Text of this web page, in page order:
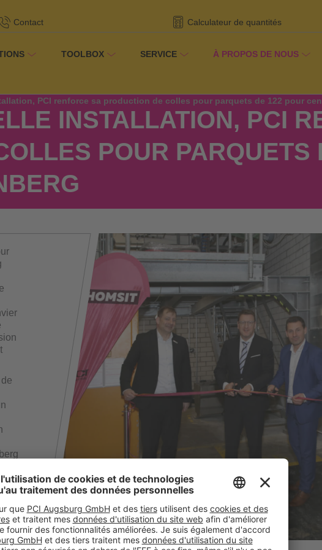
Contact Calculateur de quantités
TOOLBOX SERVICE À PROPOS DE NOUS
PCI renforce sa production de colles pour parquets de 122 pour
INSTALLATION, PCI
POUR PARQUETS
à